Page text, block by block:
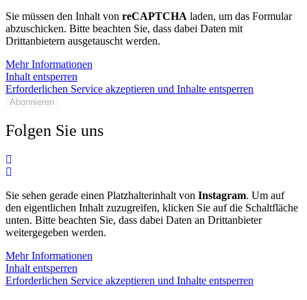
Sie müssen den Inhalt von reCAPTCHA laden, um das Formular
abzuschicken. Bitte beachten Sie, dass dabei Daten mit
Drittanbietern ausgetauscht werden.
Mehr Informationen
Inhalt entsperren
Erforderlichen Service akzeptieren und Inhalte entsperren
Abonnieren
Folgen Sie uns
Sie sehen gerade einen Platzhalterinhalt von Instagram. Um auf
den eigentlichen Inhalt zuzugreifen, klicken Sie auf die Schaltfläche
unten. Bitte beachten Sie, dass dabei Daten an Drittanbieter
weitergegeben werden.
Mehr Informationen
Inhalt entsperren
Erforderlichen Service akzeptieren und Inhalte entsperren